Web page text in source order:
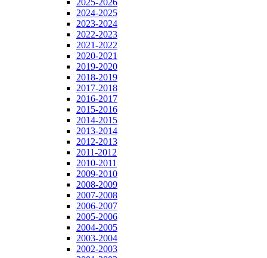
2025-2026
2024-2025
2023-2024
2022-2023
2021-2022
2020-2021
2019-2020
2018-2019
2017-2018
2016-2017
2015-2016
2014-2015
2013-2014
2012-2013
2011-2012
2010-2011
2009-2010
2008-2009
2007-2008
2006-2007
2005-2006
2004-2005
2003-2004
2002-2003